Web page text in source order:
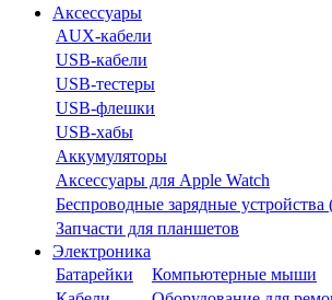
Аксессуары
AUX-кабели
USB-кабели
USB-тестеры
USB-флешки
USB-хабы
Аккумуляторы
Аксессуары для Apple Watch
Беспроводные зарядные устройства
Запчасти для планшетов
Электроника
Батарейки
Компьютерные мыши